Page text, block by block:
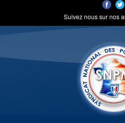
Suivez nous sur nos